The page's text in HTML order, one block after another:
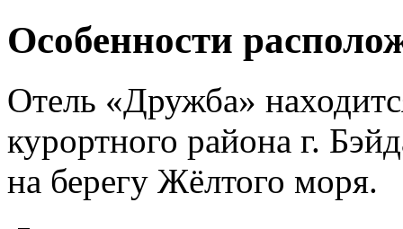
Особенности
Отель «Дружба»
курортного района г.
на берегу Жёлтого моря.